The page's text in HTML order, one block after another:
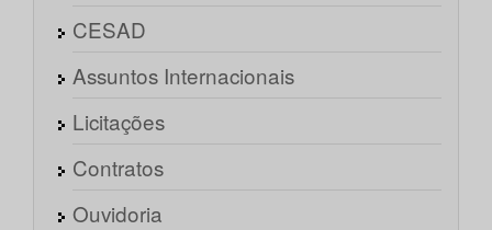
CESAD
Assuntos Internacionais
Licitações
Contratos
Ouvidoria